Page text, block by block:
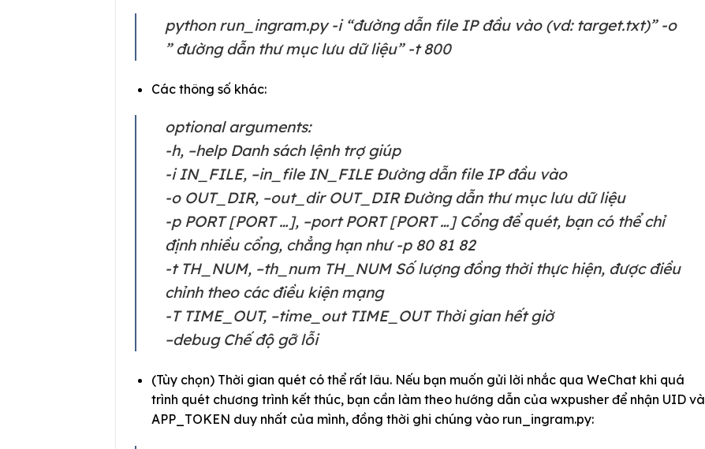
python run_ingram.py -i “đường dẫn file IP đầu vào (vd: target.txt)” -o
” đường dẫn thư mục lưu dữ liệu” -t 800
Các thông số khác:
optional arguments:
-h, –help Danh sách lệnh trợ giúp
-i IN_FILE, –in_file IN_FILE Đường dẫn file IP đầu vào
-o OUT_DIR, –out_dir OUT_DIR Đường dẫn thư mục lưu dữ liệu
-p PORT [PORT …], –port PORT [PORT …] Cổng để quét, bạn có thể chỉ
định nhiều cổng, chẳng hạn như -p 80 81 82
-t TH_NUM, –th_num TH_NUM Số lượng đồng thời thực hiện, được điều
chỉnh theo các điều kiện mạng
-T TIME_OUT, –time_out TIME_OUT Thời gian hết giờ
–debug Chế độ gỡ lỗi
(Tùy chọn) Thời gian quét có thể rất lâu. Nếu bạn muốn gửi lời nhắc qua WeChat khi quá
trình quét chương trình kết thúc, bạn cần làm theo hướng dẫn của wxpusher để nhận UID và
APP_TOKEN duy nhất của mình, đồng thời ghi chúng vào run_ingram.py: